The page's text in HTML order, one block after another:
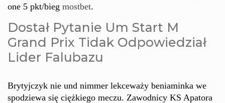
one 5 pkt/bieg mostbet.
Dostał Pytanie Um Start M
Grand Prix Tidak Odpowiedział
Lider Falubazu
Brytyjczyk nie und nimmer lekceważy beniaminka we
spodziewa się ciężkiego meczu. Zawodnicy KS Apatora